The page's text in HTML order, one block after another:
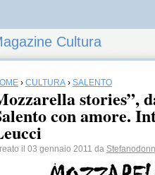
Cultura
› CULTURA › SALENTO
stories”,
con amore.
il 03 gennaio 2011 da